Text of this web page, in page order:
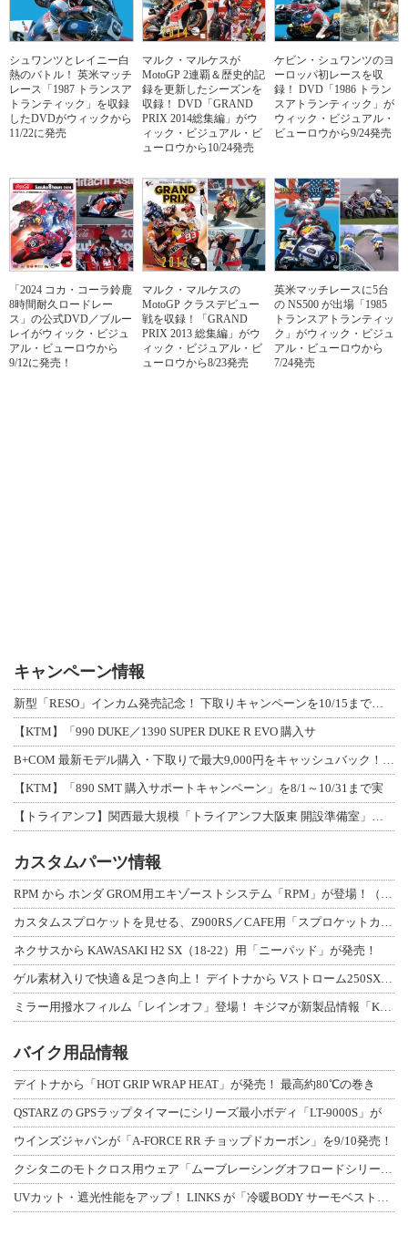
シュワンツとレイニー白
熱のバトル！ 英米マッチ
レース「1987 トランスア
トランティック」を収録
したDVDがウィックから
11/22に発売
マルク・マルケスが
MotoGP 2連覇＆歴史的記
録を更新したシーズンを
収録！ DVD「GRAND
PRIX 2014総集編」がウ
ィック・ビジュアル・ビ
ューロウから10/24発売
ケビン・シュワンツのヨ
ーロッパ初レースを収
録！ DVD「1986 トラン
スアトランティック」が
ウィック・ビジュアル・
ビューロウから9/24発売
「2024 コカ・コーラ鈴鹿
8時間耐久ロードレー
ス」の公式DVD／ブルー
レイがウィック・ビジュ
アル・ビューロウから
9/12に発売！
マルク・マルケスの
MotoGP クラスデビュー
戦を収録！「GRAND
PRIX 2013 総集編」がウ
ィック・ビジュアル・ビ
ューロウから8/23発売
英米マッチレースに5台
の NS500 が出場「1985
トランスアトランティッ
ク」がウィック・ビジュ
アル・ビューロウから
7/24発売
キャンペーン情報
新型「RESO」インカム発売記念！ 下取りキャンペーンを10/15まで延長して開
【KTM】「990 DUKE／1390 SUPER DUKE R EVO 購入サ
B+COM 最新モデル購入・下取りで最大9,000円をキャッシュバック！「B+F
【KTM】「890 SMT 購入サポートキャンペーン」を8/1～10/31まで実
【トライアンフ】関西最大規模「トライアンフ大阪東 開設準備室」がオープン！ 限定
カスタムパーツ情報
RPM から ホンダ GROM用エキゾーストシステム「RPM」が登場！（動画あり
カスタムスプロケットを見せる、Z900RS／CAFE用「スプロケットカバーフルキ
ネクサスから KAWASAKI H2 SX（18-22）用「ニーパッド」が発売！
ゲル素材入りで快適＆足つき向上！ デイトナから Vストローム250SX用「快適ロ
ミラー用撥水フィルム「レインオフ」登場！ キジマが新製品情報「KIJIMA NE
バイク用品情報
デイトナから「HOT GRIP WRAP HEAT」が発売！ 最高約80℃の巻き
QSTARZ の GPSラップタイマーにシリーズ最小ボディ「LT-9000S」が
ウインズジャパンが「A-FORCE RR チョップドカーボン」を9/10発売！
クシタニのモトクロス用ウェア「ムーブレーシングオフロードシリーズ」3アイテムが登
UVカット・遮光性能をアップ！ LINKS が「冷暖BODY サーモベスト」改良